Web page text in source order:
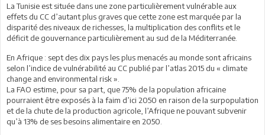
La Tunisie est située dans une zone particulièrement vulnérable aux
effets du CC d’autant plus graves que cette zone est marquée par la
disparité des niveaux de richesses, la multiplication des conflits et le
déficit de gouvernance particulièrement au sud de la Méditerranée.
En Afrique : sept des dix pays les plus menacés au monde sont africains
selon l’indice de vulnérabilité au CC publié par l’atlas 2015 du « climate
change and environmental risk ».
La FAO estime, pour sa part, que 75% de la population africaine
pourraient être exposés à la faim d’ici 2050 en raison de la surpopulation
et de la chute de la production agricole, l’Afrique ne pouvant subvenir
qu’à 13% de ses besoins alimentaire en 2050.